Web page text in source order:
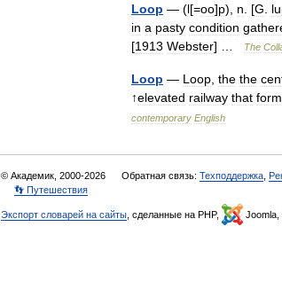
Loop — (l[=oo]p), n . [G
in a pasty condition
[1913 Webster] … The
Loop — Loop the the
↑elevated railway that
contemporary English
© Академик, 2000-2026 Обратная связь: Техподдержка
👣 Путешествия
Экспорт словарей на сайты , сделанные на PHP, Joomla,